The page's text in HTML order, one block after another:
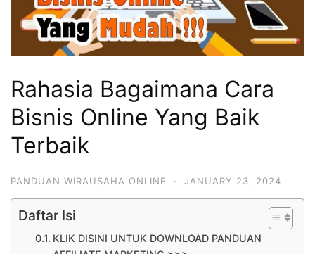
Rahasia Bagaimana Cara
Bisnis Online Yang Baik
Terbaik
PANDUAN WIRAUSAHA ONLINE · JANUARY 23, 2024
Daftar Isi
KLIK DISINI UNTUK DOWNLOAD PANDUAN